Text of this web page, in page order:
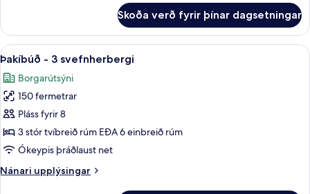
-
svefnherbergi
Skoða verð fyrir þínar dagsetningar
Skoða
allar
myndir
fyrir
Þakíbúð
-
3
Þakíbúð - 3 svefnherbergi | Rúmföt
27
Þakíbúð - 3 svefnherbergi
Borgarútsýni
150 fermetrar
Pláss fyrir 8
3 stór tvíbreið rúm EÐA 6 einbreið rúm
Ókeypis þráðlaust net
Nánari upplýsingar
Nánari